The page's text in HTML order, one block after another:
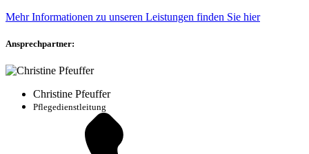
Mehr Informationen zu unseren Leistungen finden Sie hier
Ansprechpartner:
Christine Pfeuffer
Pflegedienstleitung